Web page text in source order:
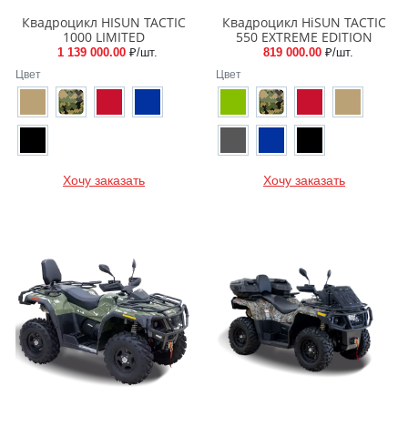
Квадроцикл HISUN TACTIC
1000 LIMITED
1 139 000.00 ₽/шт.
Цвет
Хочу заказать
Квадроцикл HiSUN TACTIC
550 EXTREME EDITION
819 000.00 ₽/шт.
Цвет
Хочу заказать